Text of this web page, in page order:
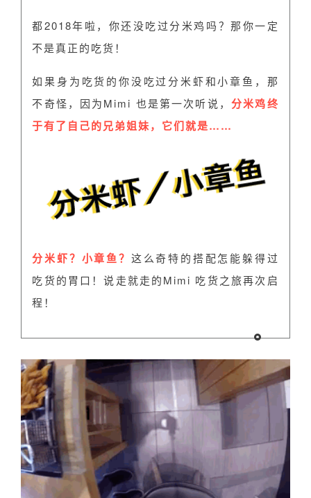
都2018年啦，你还没吃过分米鸡吗？那你一定
不是真正的吃货！
如果身为吃货的你没吃过分米虾和小章鱼，那
不奇怪，因为Mimi 也是第一次听说，分米鸡终
于有了自己的兄弟姐妹，它们就是……
分米虾？小章鱼？ 这么奇特的搭配怎能躲得过
吃货的胃口！说走就走的Mimi 吃货之旅再次启
程！